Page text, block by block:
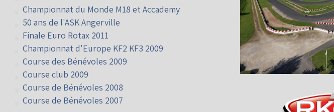
Championnat du Monde M18 et Accademy
50 ans de l'ASK Angerville
Finale Euro Rotax 2011
Championnat d'Europe KF2 KF3 2009
Course des Bénévoles 2009
Course club 2009
Course de Bénévoles 2008
Course de Bénévoles 2007